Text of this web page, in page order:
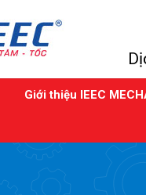
Giới thiệu IEEC